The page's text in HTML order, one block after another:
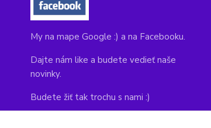
My na mape Google :) a na Facebooku.
Dajte nám like a budete vedieť naše
novinky.
Budete žiť tak trochu s nami :)